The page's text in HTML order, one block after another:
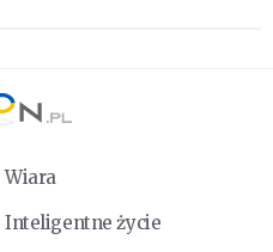
Wiara
Inteligentne życie